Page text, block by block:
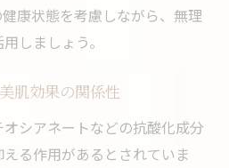
健康パワーを生活に
分表で知る健康パワー
ワーで毎日をもっと快適に
康状態を考慮しながら、無理
しましょう。
肌効果の関係性
シアネートなどの抗酸化成分
る作用があるとされていま